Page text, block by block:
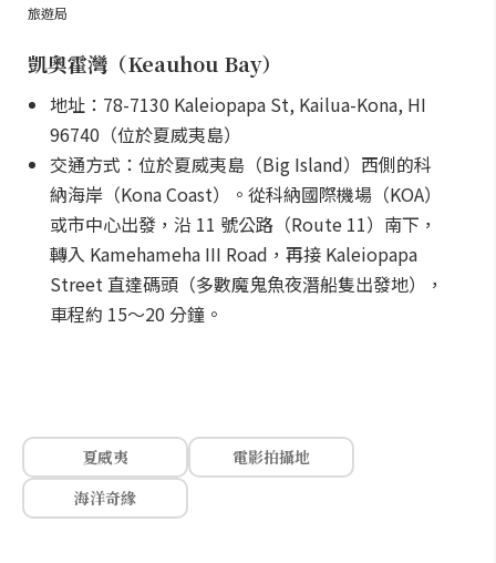
旅遊局
凱奧霍灣（Keauhou Bay）
地址：78-7130 Kaleiopapa St, Kailua-Kona, HI
96740（位於夏威夷島）
交通方式：位於夏威夷島（Big Island）西側的科
納海岸（Kona Coast）。從科納國際機場（KOA）
或市中心出發，沿 11 號公路（Route 11）南下，
轉入 Kamehameha III Road，再接 Kaleiopapa
Street 直達碼頭（多數魔鬼魚夜潛船隻出發地），
車程約 15～20 分鐘。
夏威夷
電影拍攝地
海洋奇緣